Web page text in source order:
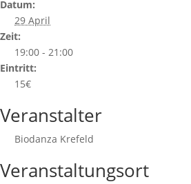
Datum:
29 April
Zeit:
19:00 - 21:00
Eintritt:
15€
Veranstalter
Biodanza Krefeld
Veranstaltungsort